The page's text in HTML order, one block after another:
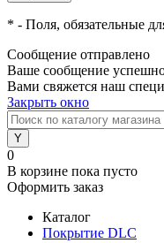
* - Поля, обязательные
Сообщение отправлено
Ваше сообщение
Вами свяжется наш
Закрыть окно
0
В корзине пока пусто
Оформить заказ
Каталог
Покрытие DLC